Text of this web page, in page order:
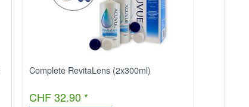
Complete RevitaLens (2x300ml)
CHF 32.90 *